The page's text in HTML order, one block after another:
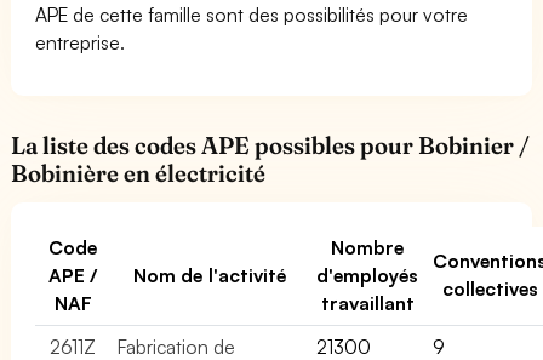
APE de cette famille sont des possibilités pour votre
entreprise.
La liste des codes APE possibles pour Bobinier /
Bobinière en électricité
Code
APE /
NAF
Nom de l'activité
Nombre
d'employés
travaillant
collectives
2611Z
Fabrication de
21300
9